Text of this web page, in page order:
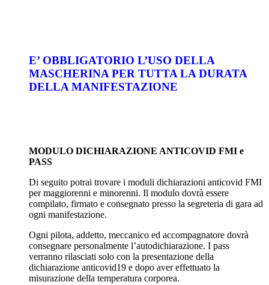
E’ OBBLIGATORIO L’USO DELLA
MASCHERINA PER TUTTA LA DURATA
DELLA MANIFESTAZIONE
MODULO DICHIARAZIONE ANTICOVID FMI e
PASS
Di seguito potrai trovare i moduli dichiarazioni anticovid FMI
per maggiorenni e minorenni. Il modulo dovrà essere
compilato, firmato e consegnato presso la segreteria di gara ad
ogni manifestazione.
Ogni pilota, addetto, meccanico ed accompagnatore dovrà
consegnare personalmente l’autodichiarazione. I pass
verranno rilasciati solo con la presentazione della
dichiarazione anticovid19 e dopo aver effettuato la
misurazione della temperatura corporea.